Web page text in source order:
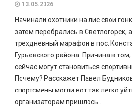
13.05.2026
Начинали охотники на лис свои
затем перебрались в Светлогорск,
трехдневный марафон в пос.
Гурьевского района. Причина в том,
сейчас могут становиться
Почему? Расскажет Павел
спортсмены могли вот так легко
организаторам пришлось...